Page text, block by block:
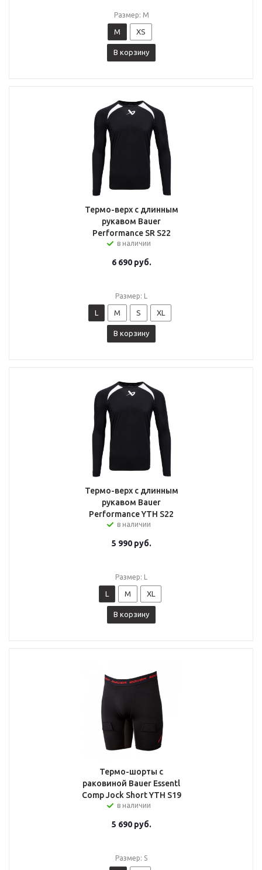
Размер: M
M XS
В корзину
Термо-верх с длинным
рукавом Bauer
Performance SR S22
в наличии
6 690руб.
Размер: L
L M S XL
В корзину
Термо-верх с длинным
рукавом Bauer
Performance YTH S22
в наличии
5 990руб.
Размер: L
L M XL
В корзину
Термо-шорты с
раковиной Bauer Essentl
Comp Jock Short YTH S19
в наличии
5 690руб.
Размер: S